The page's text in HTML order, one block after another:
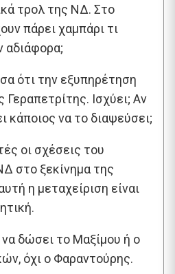
τρολ της ΝΔ. Στο
πάρει χαμπάρι τι
αδιάφορα;
ότι την εξυπηρέτηση
Γεραπετρίτης. Ισχύει; Αν
κάποιος να το διαψεύσει;
οι σχέσεις του
στο ξεκίνημα της
η μεταχείριση είναι
δώσει το Μαξίμου ή ο
όχι ο Φαραντούρης.